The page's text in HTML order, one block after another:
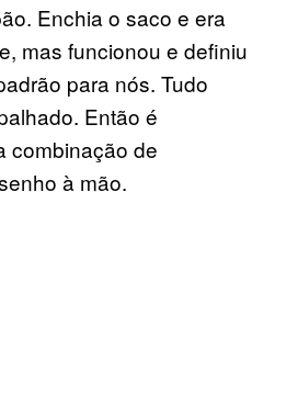
Enchia o saco e era
mas funcionou e definiu
para nós. Tudo
Então é
combinação de
à mão.